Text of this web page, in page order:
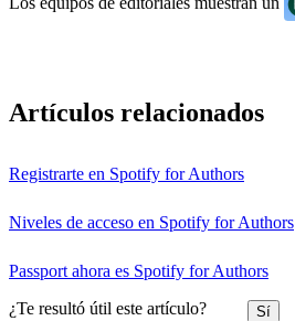
Artículos relacionados
Registrarte en Spotify for Authors
Niveles de acceso en Spotify for Authors
Passport ahora es Spotify for Authors
¿Te resultó útil este artículo? Sí